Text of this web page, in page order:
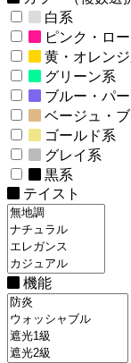
白系
ピンク・ロ
黄・オレン
グリーン系
ブルー・パ
ベージュ・
ゴールド系
グレイ系
黒系
テイスト
機能